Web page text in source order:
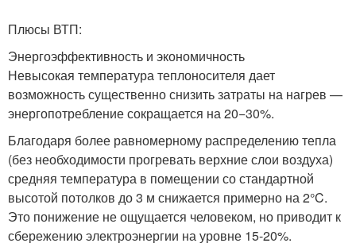
Плюсы ВТП:
Энергоэффективность и экономичность
Невысокая температура теплоносителя дает
возможность существенно снизить затраты на нагрев —
энергопотребление сокращается на 20−30%.
Благодаря более равномерному распределению тепла
(без необходимости прогревать верхние слои воздуха)
средняя температура в помещении со стандартной
высотой потолков до 3 м снижается примерно на 2°C.
Это понижение не ощущается человеком, но приводит к
сбережению электроэнергии на уровне 15-20%.